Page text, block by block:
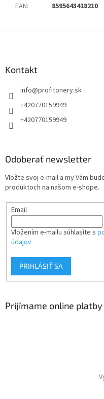
EAN: 8595643418210
Kontakt
info@profitonery.sk
+420770159949
+420770159949
Odoberať newsletter
Vložte svoj e-mail a my Vám
produktoch na našom e-shope.
Email
Vložením e-mailu súhlasíte s
údajov
PRIHLÁSIŤ SA
Prijímame online platby